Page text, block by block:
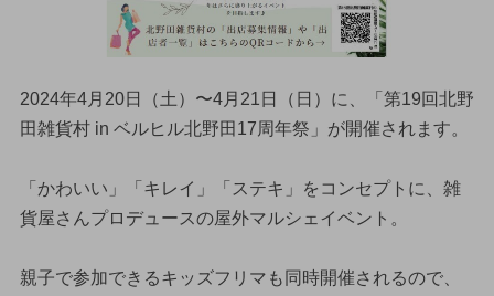
2024年4月20日（土）〜4月21日（日）に、「第19回北野
田雑貨村 in ベルヒル北野田17周年祭」が開催されます。
「かわいい」「キレイ」「ステキ」をコンセプトに、雑
貨屋さんプロデュースの屋外マルシェイベント。
親子で参加できるキッズフリマも同時開催されるので、